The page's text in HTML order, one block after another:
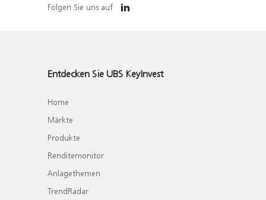
Folgen Sie uns auf
Entdecken Sie UBS KeyInvest
Home
Märkte
Produkte
Renditemonitor
Anlagethemen
TrendRadar